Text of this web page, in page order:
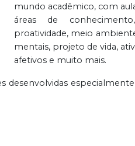
mundo acadêmico, com
áreas de
proatividade, meio
mentais, projeto de vida,
afetivos e muito mais.